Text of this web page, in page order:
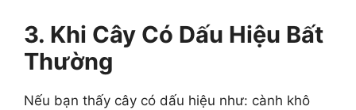
3. Khi Cây Có Dấu Hiệu Bất
Thường
Nếu bạn thấy cây có dấu hiệu như: cành khô